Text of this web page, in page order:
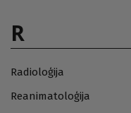
R
Radioloģija
Reanimatoloģija